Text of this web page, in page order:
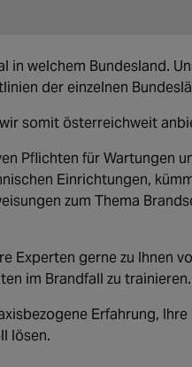
in welchem Bundesland.
der einzelnen
somit österreichweit
Pflichten für Wartungen
Einrichtungen,
zum Thema
Experten gerne zu Ihnen
im Brandfall zu trainieren.
Erfahrung,
lösen.